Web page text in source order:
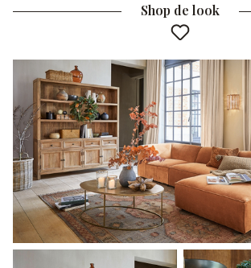
Shop de look